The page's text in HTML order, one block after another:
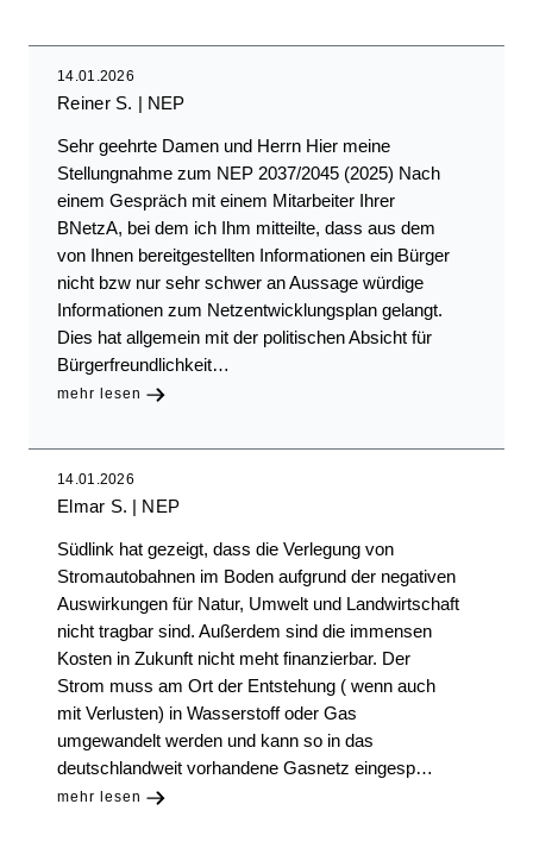
14.01.2026
Reiner S. NEP
Sehr geehrte Damen und Herrn Hier meine
Stellungnahme zum NEP 2037/2045 (2025) Nach
einem Gespräch mit einem Mitarbeiter Ihrer
BNetzA, bei dem ich Ihm mitteilte, dass aus dem
von Ihnen bereitgestellten Informationen ein Bürger
nicht bzw nur sehr schwer an Aussage würdige
Informationen zum Netzentwicklungsplan gelangt.
Dies hat allgemein mit der politischen Absicht für
Bürgerfreundlichkeit…
mehr lesen
14.01.2026
Elmar S. NEP
Südlink hat gezeigt, dass die Verlegung von
Stromautobahnen im Boden aufgrund der negativen
Auswirkungen für Natur, Umwelt und Landwirtschaft
nicht tragbar sind. Außerdem sind die immensen
Kosten in Zukunft nicht meht finanzierbar. Der
Strom muss am Ort der Entstehung ( wenn auch
mit Verlusten) in Wasserstoff oder Gas
umgewandelt werden und kann so in das
deutschlandweit vorhandene Gasnetz eingesp…
mehr lesen